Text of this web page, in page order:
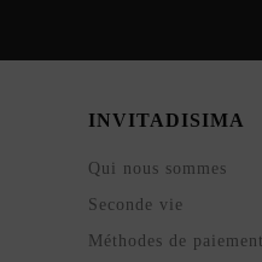
INVITADISIMA
Qui nous sommes
Seconde vie
Méthodes de